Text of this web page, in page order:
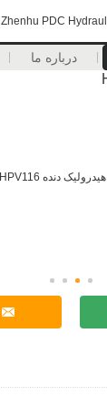
Zhenhu PDC
درباره ما